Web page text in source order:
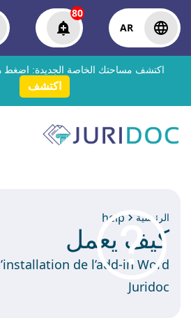
AR
80
اكتشف مساحتك الخاصة الجديدة: اضغط
اكتشف
الرئيسية help
كيف يعمل
de l’add-in Word
Juridoc